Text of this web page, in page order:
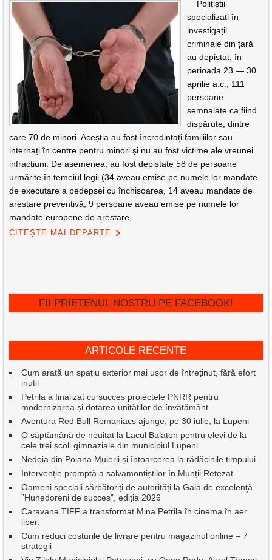
Polițiștii
specializați în
investigații
criminale din țară
au depistat, în
perioada 23 — 30
aprilie a.c., 111
persoane
semnalate ca fiind
dispărute, dintre
care 70 de minori. Aceștia au fost încredințați familiilor sau
internați în centre pentru minori și nu au fost victime ale vreunei
infracțiuni. De asemenea, au fost depistate 58 de persoane
urmărite în temeiul legii (34 aveau emise pe numele lor mandate
de executare a pedepsei cu închisoarea, 14 aveau mandate de
arestare preventivă, 9 persoane aveau emise pe numele lor
mandate europene de arestare,
CITEȘTE MAI DEPARTE
FII PRIETENUL NOSTRU PE FACEBOOK!
ARTICOLE RECENTE
Cum arată un spațiu exterior mai ușor de întreținut, fără efort
inutil
Petrila a finalizat cu succes proiectele PNRR pentru
modernizarea și dotarea unităților de învățământ
Aventura Red Bull Romaniacs ajunge, pe 30 iulie, la Lupeni
O săptămână de neuitat la Lacul Balaton pentru elevi de la
cele trei școli gimnaziale din municipiul Lupeni
Nedeia din Poiana Muierii și întoarcerea la rădăcinile timpului
Intervenție promptă a salvamontiștilor în Munții Retezat
Oameni speciali sărbătoriți de autorități la Gala de excelenţă
”Hunedoreni de succes”, ediția 2026
Caravana TIFF a transformat Mina Petrila în cinema în aer
liber.
Cum reduci costurile de livrare pentru magazinul online – 7
strategii